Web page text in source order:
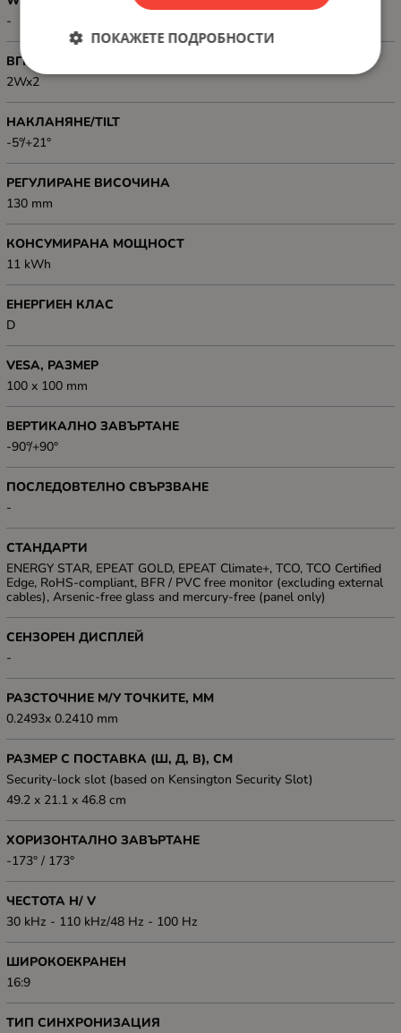
-
ВГРАДЕНИ ГОВОРИТЕЛИ
2Wx2
НАКЛАНЯНЕ/TILT
-5°/+21°
РЕГУЛИРАНЕ ВИСОЧИНА
130 mm
КОНСУМИРАНА МОЩНОСТ
11 kWh
ЕНЕРГИЕН КЛАС
D
VESA, РАЗМЕР
100 x 100 mm
ВЕРТИКАЛНО ЗАВЪРТАНЕ
-90°/+90°
ПОСЛЕДОВТЕЛНО СВЪРЗВАНЕ
-
СТАНДАРТИ
ENERGY STAR, EPEAT GOLD, EPEAT Climate+, TCO, TCO Certified
Edge, RoHS-compliant, BFR / PVC free monitor (excluding external
cables), Arsenic-free glass and mercury-free (panel only)
СЕНЗОРЕН ДИСПЛЕЙ
-
РАЗСТОЧНИЕ М/У ТОЧКИТЕ, ММ
0.2493x 0.2410 mm
РАЗМЕР С ПОСТАВКА (Ш, Д, В), СМ
Security-lock slot (based on Kensington Security Slot)
49.2 x 21.1 x 46.8 cm
ХОРИЗОНТАЛНО ЗАВЪРТАНЕ
-173° / 173°
ЧЕСТОТА H/ V
30 kHz - 110 kHz/48 Hz - 100 Hz
ШИРОКОЕКРАНЕН
16:9
ТИП СИНХРОНИЗАЦИЯ
ПОКАЖЕТЕ ПОДРОБНОСТИ